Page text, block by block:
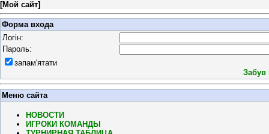
[Мой сайт]
Форма входа
Логін:
Пароль:
запам'ятати
Забув
Меню сайта
НОВОСТИ
ИГРОКИ КОМАНДЫ